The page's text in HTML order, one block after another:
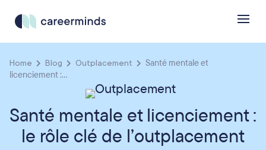
Home Blog Outplacement
Santé mentale et
licenciement :...
Santé mentale et licenciement :
le rôle clé de l’outplacement